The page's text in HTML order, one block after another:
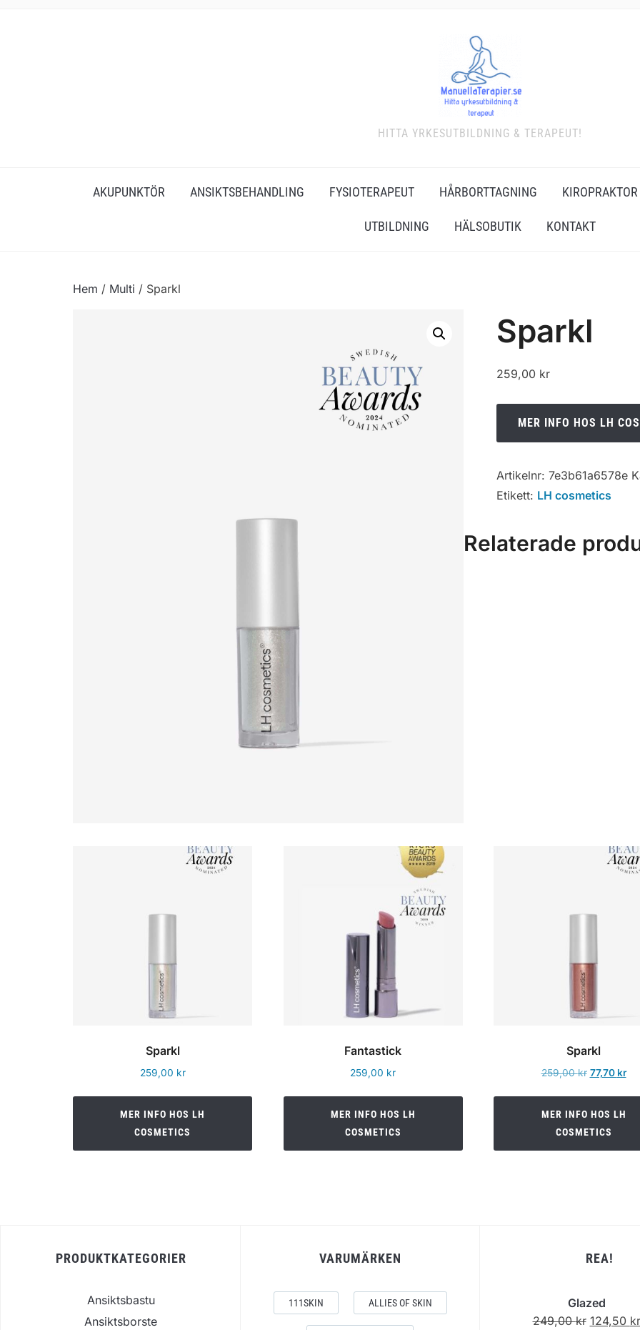
HITTA YRKESUTBILDNING & TERAPEUT!
AKUPUNKTÖR ANSIKTSBEHANDLING FYSIOTERAPEUT HÅRBORTTAGNING KIROPRAKTOR
UTBILDNING HÄLSOBUTIK KONTAKT
Hem / Multi / Sparkl
Sparkl
259,00 kr
MER INFO HOS LH
Artikelnr: 7e3b61a6578e
Etikett: LH cosmetics
Relaterade
Sparkl
259,00 kr
MER INFO HOS LH
COSMETICS
Fantastick
259,00 kr
MER INFO HOS LH
COSMETICS
Sparkl
259,00kr Det
77,70 krDet
MER INFO HOS LH
COSMETICS
PRODUKTKATEGORIER
Ansiktsbastu
Ansiktsborste
VARUMÄRKEN
111SKIN ALLIES OF SKIN
REA!
Glazed
249,00kr Det
124,50 kr